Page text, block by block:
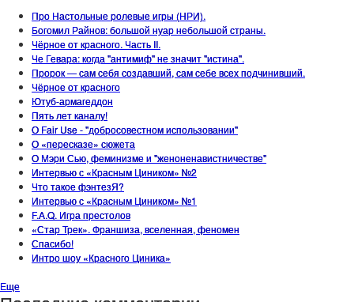
Про Настольные ролевые игры (НРИ).
Богомил Райнов: большой нуар небольшой страны.
Чёрное от красного. Часть II.
Че Гевара: когда "антимиф" не значит "истина".
Пророк — сам себя создавший, сам себе всех подчинивший.
Чёрное от красного
Ютуб-армагеддон
Пять лет каналу!
О Fair Use - "добросовестном использовании"
О «пересказе» сюжета
О Мэри Сью, феминизме и "женоненавистничестве"
Интервью с «Красным Циником» №2
Что такое фэнтезЯ?
Интервью с «Красным Циником» №1
F.A.Q. Игра престолов
«Стар Трек». Франшиза, вселенная, феномен
Спасибо!
Интро шоу «Красного Циника»
Еще